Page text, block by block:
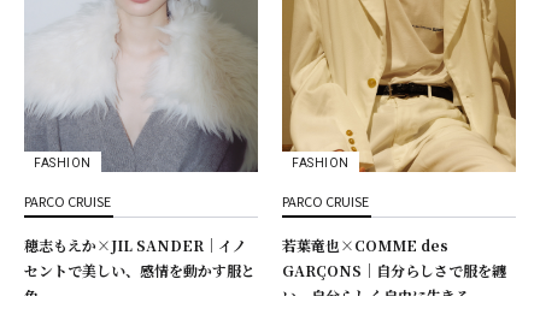
FASHION
PARCO CRUISE
穂志もえか×JIL SANDER｜イノ
セントで美しい、感情を動かす服と
色
FASHION
PARCO CRUISE
若葉竜也×COMME des
GARÇONS｜自分らしさで服を纏
い、自分らしく自由に生きる